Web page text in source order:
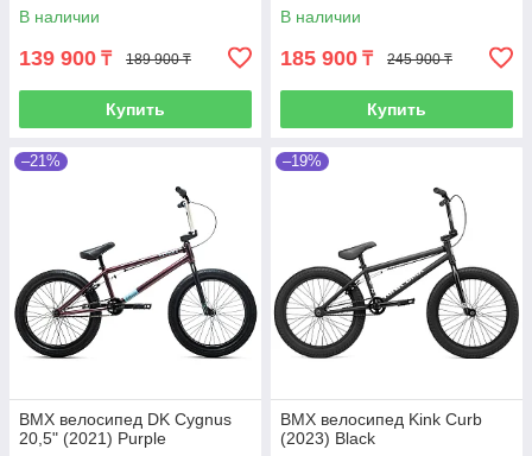
В наличии
139 900 ₸ 189 900 ₸
Купить
В наличии
185 900 ₸ 245 900 ₸
Купить
–21%
BMX велосипед DK Cygnus
20,5" (2021) Purple
–19%
BMX велосипед Kink Curb
(2023) Black